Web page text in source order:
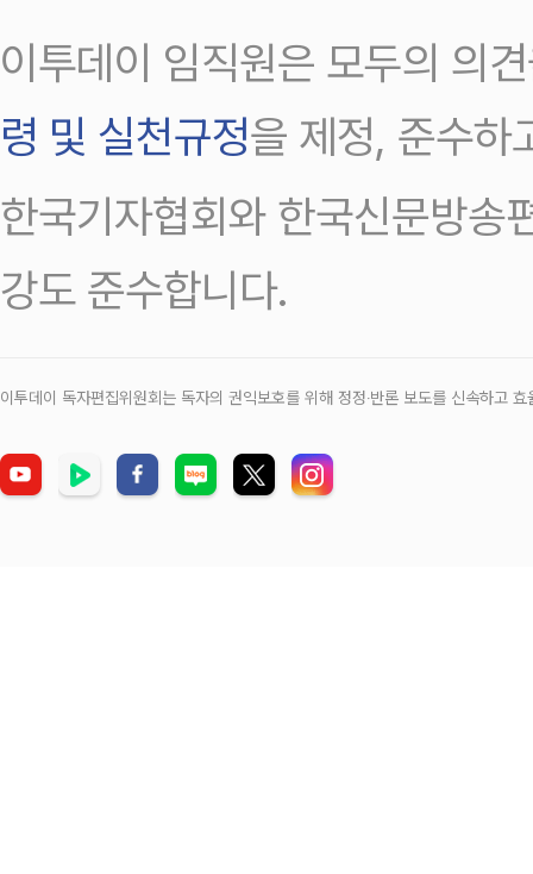
이투데이 임직원은 모두의 의
령 및 실천규정을 제정, 준수하
한국기자협회와 한국신문방송
강도 준수합니다.
이투데이 독자편집위원회는 독자의 권익보호를 위해 정정‧반론 보도를 신속하고